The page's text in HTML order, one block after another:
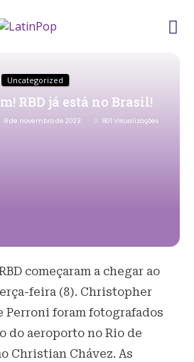
Uncategorized
RBD já está no Brasil!
8 de novembro de 2023 801 Visualizações
começaram a chegar ao
feira (8). Christopher
Perroni foram fotografados
do aeroporto no Rio de
Christian Chávez. As